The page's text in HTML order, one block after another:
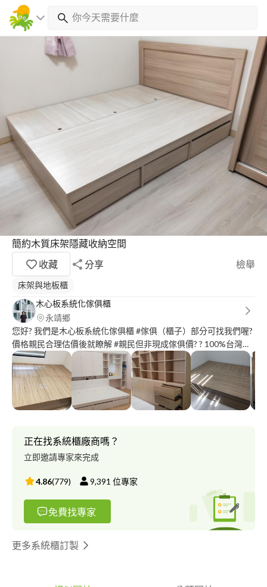
簡約木質床架隱藏收納空間
收藏
分享 檢舉
床架與地板櫃
木心板系統化傢俱櫃
永靖鄉
您好? 我們是木心板系統化傢俱櫃 #傢俱（櫃子）部分可找我們喔?
價格親民合理估價後就瞭解 #親民但非現成傢俱價? ? 100%台灣製
造，品質保證。? ? 全程工廠自營製作，從板材裁切加工，製造，
組裝一條龍作業，品質掌握在我們手中。 ? 耐重耐用，滿足各種需
求。 ? 諮詢與報價 ? #提供尺寸樣式配置就能估價
正在找系統櫃廠商嗎？
立即邀請專家來完成
4.86(779) 9,391 位專家
免費找專家
更多系統櫃訂製